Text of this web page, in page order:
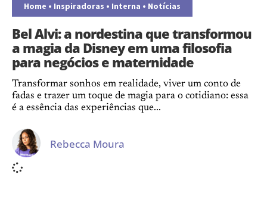
Home • Inspiradoras • Interna • Notícias
Bel Alvi: a nordestina que transformou
a magia da Disney em uma filosofia
para negócios e maternidade
Transformar sonhos em realidade, viver um conto de
fadas e trazer um toque de magia para o cotidiano: essa
é a essência das experiências que...
Rebecca Moura